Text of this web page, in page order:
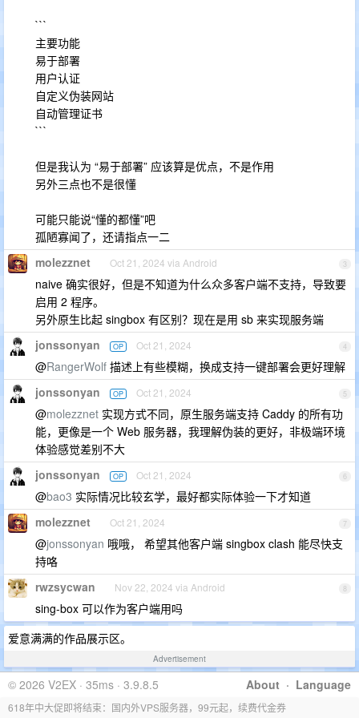
```
主要功能
易于部署
用户认证
自定义伪装网站
自动管理证书
```
但是我认为 “易于部署” 应该算是优点，不是作用
另外三点也不是很懂
可能只能说“懂的都懂”吧
孤陋寡闻了，还请指点一二
3
molezznet Oct 21, 2024 via Android
naive 确实很好，但是不知道为什么众多客户端不支持，导致要
启用 2 程序。
另外原生比起 singbox 有区别？现在是用 sb 来实现服务端
4
jonssonyan OP Oct 21, 2024
@RangerWolf 描述上有些模糊，换成支持一键部署会更好理解
5
jonssonyan OP Oct 21, 2024
@molezznet 实现方式不同，原生服务端支持 Caddy 的所有功
能，更像是一个 Web 服务器，我理解伪装的更好，非极端环境
体验感觉差别不大
6
jonssonyan OP Oct 21, 2024
@bao3 实际情况比较玄学，最好都实际体验一下才知道
7
molezznet Oct 21, 2024
@jonssonyan 哦哦， 希望其他客户端 singbox clash 能尽快支
持咯
8
rwzsycwan Nov 22, 2024 via Android
sing-box 可以作为客户端用吗
爱意满满的作品展示区。
Advertisement
About · Language
© 2026 V2EX · 35ms · 3.9.8.5
618年中大促即将结束：国内外VPS服务器，99元起，续费代金券